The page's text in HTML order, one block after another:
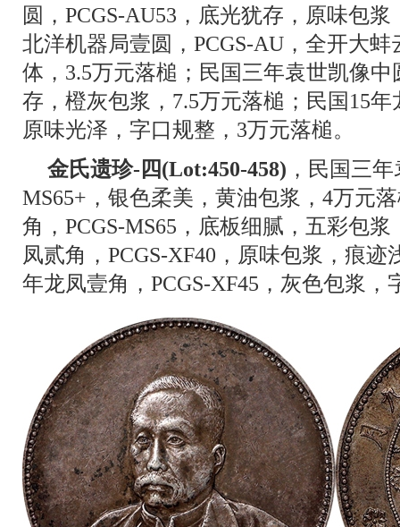
圆，PCGS-AU53，底光犹存，原味包
北洋机器局壹圆，PCGS-AU，全开大
体，3.5万元落槌；民国三年袁世凯像中
存，橙灰包浆，7.5万元落槌；民国15年
原味光泽，字口规整，3万元落槌。
金氏遗珍-四(Lot:450-458) ，民国三
MS65+，银色柔美，黄油包浆，4万元
角，PCGS-MS65，底板细腻，五彩包
凤贰角，PCGS-XF40，原味包浆，痕迹
年龙凤壹角，PCGS-XF45，灰色包浆，